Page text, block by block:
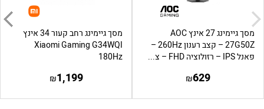
מסך גיימינג 27 אינץ AOC
27G50Z – קצב רענון 260Hz –
פאנל IPS – רזולוציה FHD – צ...
629
₪
מסך גיימינג רחב קעור 34 אינץ
Xiaomi Gaming G34WQI
180Hz
1,199
₪